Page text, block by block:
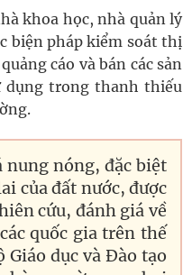
khoa học, nhà quản lý
biện pháp kiểm soát thị
cáo và bán các sản
dụng trong thanh thiếu
nung nóng, đặc biệt
của đất nước, được
cứu, đánh giá về
quốc gia trên thế
dục và Đào tạo